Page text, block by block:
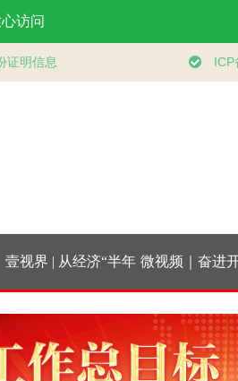
| 从经济“半年
看“十五五”稳健
开局
微视频｜奋进开新局
实干挑大梁